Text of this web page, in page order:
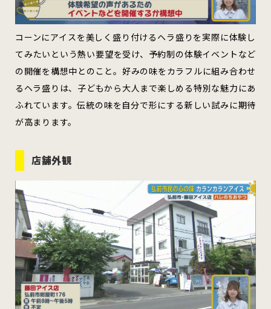
コーンにアイスを美しく盛り付けるヘラ盛りを実際に体験し
てみたいという熱い要望を受け、予約制の体験イベントなど
の開催を構想中とのこと。好みの味をカラフルに組み合わせ
るヘラ盛りは、子どもから大人まで楽しめる特別な魅力にあ
ふれています。伝統の味を自分で形にする新しい試みに期待
が高まります。
店舗外観